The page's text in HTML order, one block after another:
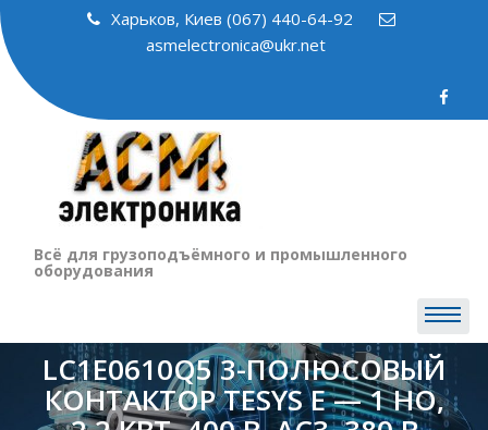
Skip
to
content
Харьков, Киев (067) 440-64-92
asmelectronica@ukr.net
Всё для грузоподъёмного и промышленного
оборудования
LC1E0610Q5 3-ПОЛЮСОВЫЙ
КОНТАКТОР TESYS E — 1 НО,